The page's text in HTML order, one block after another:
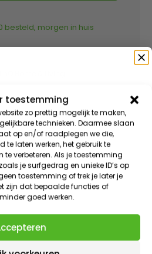
toestemming
zo prettig mogelijk te maken,
technieken. Daarmee slaan
op en/of raadplegen we die,
te laten werken, het gebruik te
te verbeteren. Als je toestemming
je surfgedrag en unieke ID’s op
toestemming of trek je later je
zijn dat bepaalde functies of
goed werken.
besteld, morgen in huis
voor jou
nieuwsbrief en ontvang direct
op je eerste bestelling
TOEGANG | NIEUWE PRODUCTEN
10% korting
EINDIGT IN
Countdown ends in:
: 57